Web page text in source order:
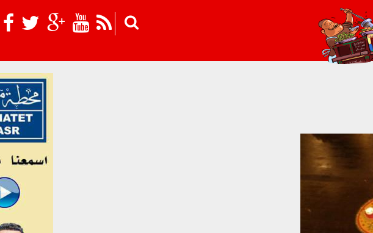
021_2.png